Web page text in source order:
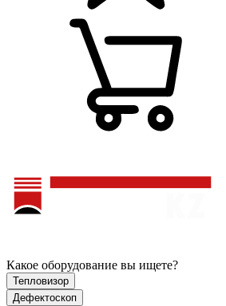
Какое оборудование вы ищете?
Тепловизор
Дефектоскоп